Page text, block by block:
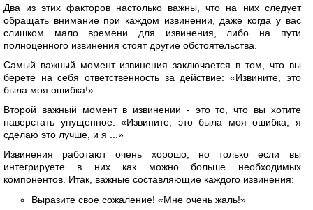
Два из этих факторов настолько важны, что на них следует
обращать внимание при каждом извинении, даже когда у вас
слишком мало времени для извинения, либо на пути
полноценного извинения стоят другие обстоятельства.
Самый важный момент извинения заключается в том, что вы
берете на себя ответственность за действие: «Извините, это
была моя ошибка!»
Второй важный момент в извинении - это то, что вы хотите
наверстать упущенное: «Извините, это была моя ошибка, я
сделаю это лучше, и я ...»
Извинения работают очень хорошо, но только если вы
интегрируете в них как можно больше необходимых
компонентов. Итак, важные составляющие каждого извинения:
Выразите свое сожаление! «Мне очень жаль!»